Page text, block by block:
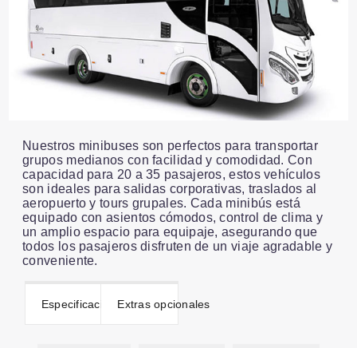
Nuestros minibuses son perfectos para transportar
grupos medianos con facilidad y comodidad. Con
capacidad para 20 a 35 pasajeros, estos vehículos
son ideales para salidas corporativas, traslados al
aeropuerto y tours grupales. Cada minibús está
equipado con asientos cómodos, control de clima y
un amplio espacio para equipaje, asegurando que
todos los pasajeros disfruten de un viaje agradable y
conveniente.
EspecificacionesExtras opcionales